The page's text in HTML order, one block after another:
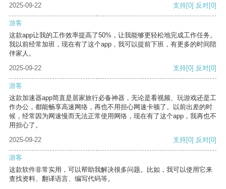
2025-09-22 支持[0] 反对[0]
游客
这款app让我的工作效率提高了50%，让我能够更轻松地完成工作任务。
我以前经常加班，现在有了这个app，我可以提前下班，有更多的时间陪
伴家人。
2025-09-22
支持[0] 反对[0]
游客
这款加速器app简直是居家旅行必备神器，无论是看视频、玩游戏还是工
作办公，都能畅享高速网络，再也不用担心网速卡顿了。以前出差的时
候，经常因为网速慢而无法正常使用网络，现在有了这个app，我再也不
用担心了。
2025-09-22
支持[0] 反对[0]
游客
这款软件非常实用，可以帮助我解决很多问题。比如，我可以使用它来
查找资料、翻译语言、编写代码等。